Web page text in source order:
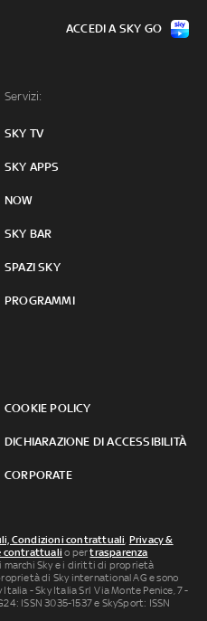
Servizi:
SKY TV
SKY APPS
NOW
SKY BAR
SPAZI SKY
PROGRAMMI
COOKIE POLICY
DICHIARAZIONE DI ACCESSIBILITÀ
CORPORATE
ACCEDI A SKY GO
Condizioni contrattuali, Privacy &
contrattuali o pertrasparenza
marchi Sky e i diritti di proprietà
di Sky international AG e sono
- Sky Italia Srl Via Monte Penice, 7 -
ISSN 3035-1537 e SkySport: ISSN